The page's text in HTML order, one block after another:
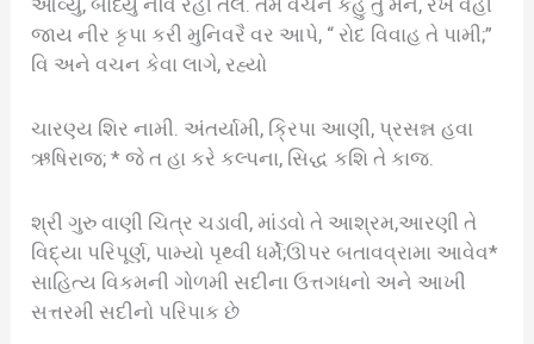
આવ્યું, બાંધ્યું નવિ રહી તેલ. તમે વચન કહું તું મને, રખે વહી
જાય નીર કૃપા કરી મુનિવરૈ વર આપે, “ રોદ વિવાહ તે પામી;”
વિ અને વચન કેવા લાગે, રહ્યો
ચારણ્ય શિર નામી. અંતર્યામી, ક્રિપા આણી, પ્રસન્ન હવા
ઋષિરાજ; * જે ત હા કરે કલ્પના, સિદ્ધ કશિ તે કાજ.
શ્રી ગુરુ વાણી ચિત્ર ચડાવી, માંડવો તે આશ્રમ,આરણી તે
વિદ્યા પરિપૂર્ણ, પામ્યો પૃથ્વી ધર્મે;ઊપર બતાવવ્રામા આવેવ*
સાહિત્ય વિકમની ગોળમી સદીના ઉત્તગધનો અને આખી
સત્તરમી સદીનો પરિપાક છે